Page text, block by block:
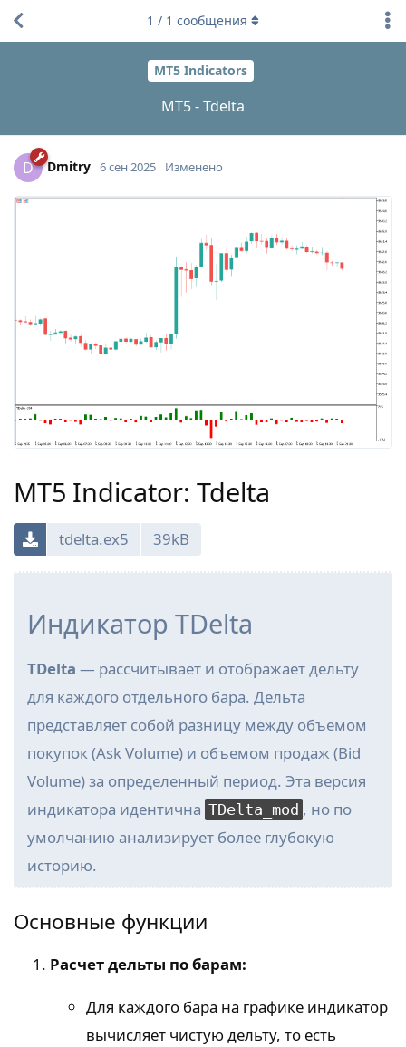
MT5 Indicators
MT5 - Tdelta
1 / 1 сообщения
D Dmitry 6 сен 2025 Изменено
MT5 Indicator: Tdelta
tdelta.ex5 39kB
Индикатор TDelta
TDelta — рассчитывает и отображает дельту
для каждого отдельного бара. Дельта
представляет собой разницу между объемом
покупок (Ask Volume) и объемом продаж (Bid
Volume) за определенный период. Эта версия
индикатора идентична TDelta_mod , но по
умолчанию анализирует более глубокую
историю.
Основные функции
Расчет дельты по барам:
Для каждого бара на графике индикатор
вычисляет чистую дельту, то есть